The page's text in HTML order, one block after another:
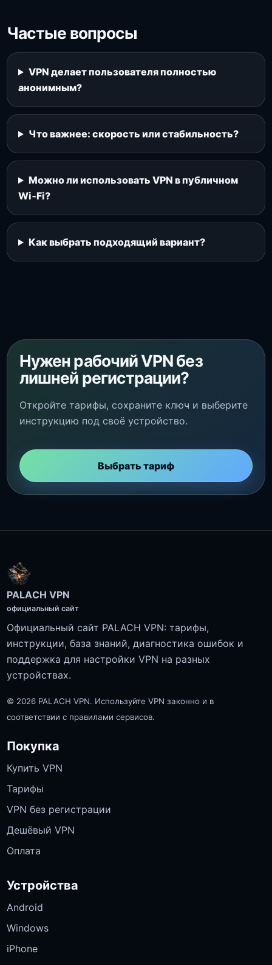
Частые вопросы
VPN делает пользователя полностью
анонимным?
Что важнее: скорость или стабильность?
Можно ли использовать VPN в публичном
Wi‑Fi?
Как выбрать подходящий вариант?
Нужен рабочий VPN без
лишней регистрации?
Откройте тарифы, сохраните ключ и выберите
инструкцию под своё устройство.
Выбрать тариф
PALACH VPN
официальный сайт
Официальный сайт PALACH VPN: тарифы,
инструкции, база знаний, диагностика ошибок и
поддержка для настройки VPN на разных
устройствах.
© 2026 PALACH VPN. Используйте VPN законно и в
соответствии с правилами сервисов.
Покупка
Купить VPN
Тарифы
VPN без регистрации
Дешёвый VPN
Оплата
Устройства
Android
Windows
iPhone